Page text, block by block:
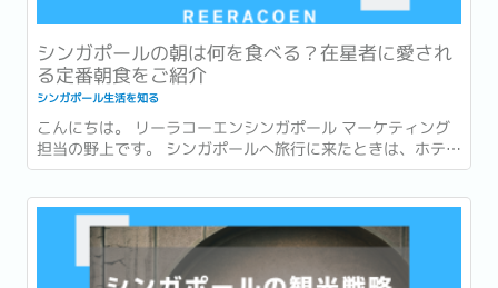
シンガポールの朝は何を食べる？在星者に愛され
る定番朝食をご紹介
シンガポール生活を知る
こんにちは。 リーラコーエンシンガポール マーケティング
担当の野上です。 シンガポールへ旅行に来たときは、ホテル
での朝食を楽しんだり、有名店でローカルグルメを味わった
りすることが多いかもしれません。 一方で、実際に暮らし始
めると、「朝食」は毎日の生活の一部になります。...